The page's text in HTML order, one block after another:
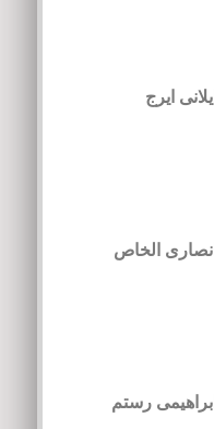
ایلانی ایرج
انصاری الخاص
ابراهیمی رستم